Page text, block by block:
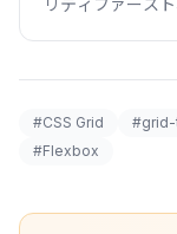
リティファース
#CSS Grid
#Flexbox